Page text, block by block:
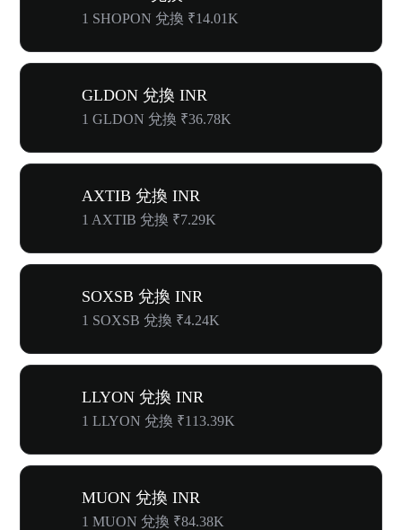
1 SHOPON 兌換 ₹14.01K
GLDON 兌換 INR
1 GLDON 兌換 ₹36.78K
AXTIB 兌換 INR
1 AXTIB 兌換 ₹7.29K
SOXSB 兌換 INR
1 SOXSB 兌換 ₹4.24K
LLYON 兌換 INR
1 LLYON 兌換 ₹113.39K
MUON 兌換 INR
1 MUON 兌換 ₹84.38K